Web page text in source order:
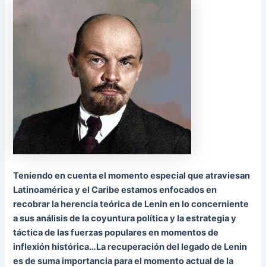
Teniendo en cuenta el momento especial que atraviesan
Latinoamérica y el Caribe estamos enfocados en
recobrar la herencia teórica de Lenin en lo concerniente
a sus análisis de la coyuntura política y la estrategia y
táctica de las fuerzas populares en momentos de
inflexión histórica…La recuperación del legado de Lenin
es de suma importancia para el momento actual de la